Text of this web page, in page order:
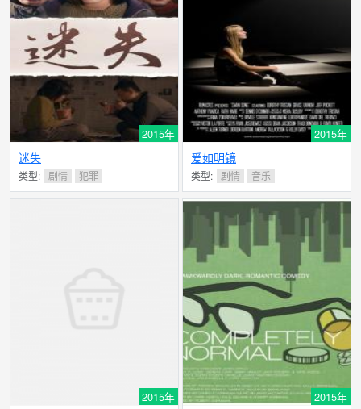
2015年
迷失
类型: 剧情 犯罪
2015年
爱如明镜
类型: 剧情 音乐
2015年 2015年